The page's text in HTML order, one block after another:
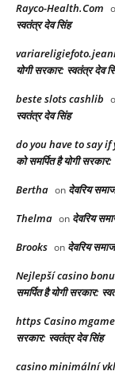
Rayco-Health.Com
स्वतंत्र देव सिंह
योगी सरकार: स्वतंत्र देव
beste slots cashlib
स्वतंत्र देव सिंह
do you have to say
को समर्पित है योगी
Bertha on देवरिय
Thelma on देवरिय
Brooks on देवरिय
Nejlepší casino
समर्पित है योगी सरकार:
https Casino
सरकार: स्वतंत्र देव सिंह
casino minimální